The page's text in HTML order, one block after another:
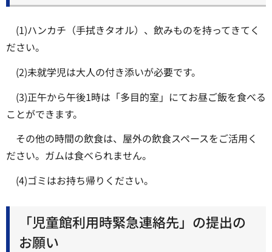
(1)ハンカチ（手拭きタオル）、飲みものを持ってきてく
ださい。
(2)未就学児は大人の付き添いが必要です。
(3)正午から午後1時は「多目的室」にてお昼ご飯を食べる
ことができます。
その他の時間の飲食は、屋外の飲食スペースをご活用く
ださい。ガムは食べられません。
(4)ゴミはお持ち帰りください。
「児童館利用時緊急連絡先」の提出の
お願い